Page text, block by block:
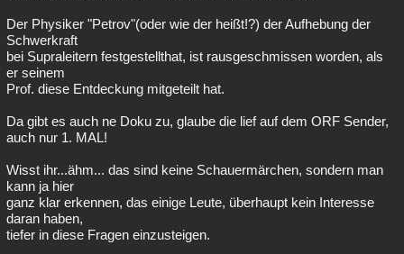
Der Physiker "Petrov"(oder wie der heißt!?) der Aufhebung der
Schwerkraft
bei Supraleitern festgestellthat, ist rausgeschmissen worden, als
er seinem
Prof. diese Entdeckung mitgeteilt hat.
Da gibt es auch ne Doku zu, glaube die lief auf dem ORF Sender,
auch nur 1. MAL!
Wisst ihr...ähm... das sind keine Schauermärchen, sondern man
kann ja hier
ganz klar erkennen, das einige Leute, überhaupt kein Interesse
daran haben,
tiefer in diese Fragen einzusteigen.